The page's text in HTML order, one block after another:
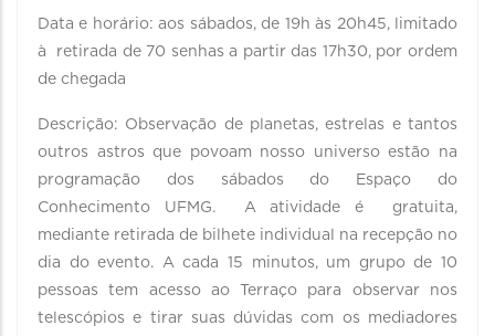
Data e horário: aos sábados, de 19h às 20h45, limitado
à retirada de 70 senhas a partir das 17h30, por ordem
de chegada
Descrição: Observação de planetas, estrelas e tantos
outros astros que povoam nosso universo estão na
programação dos sábados do Espaço do
Conhecimento UFMG. A atividade é gratuita,
mediante retirada de bilhete individual na recepção no
dia do evento. A cada 15 minutos, um grupo de 10
pessoas tem acesso ao Terraço para observar nos
telescópios e tirar suas dúvidas com os mediadores